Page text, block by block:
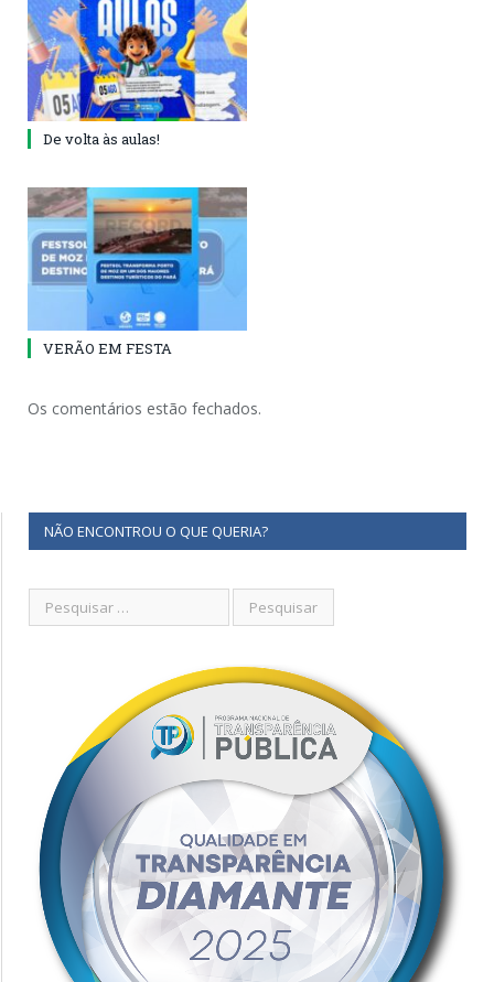
De volta às aulas!
VERÃO EM FESTA
Os comentários estão fechados.
NÃO ENCONTROU O QUE QUERIA?